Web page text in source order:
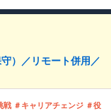
）／リモート併用／
戦 ＃キャリアチェンジ ＃役